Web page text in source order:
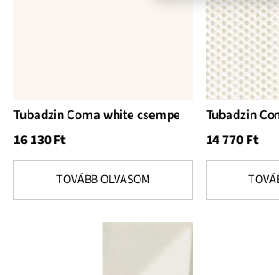
Tubadzin Coma white csempe
16 130Ft
TOVÁBB OLVASOM
Tubadzin
14 770Ft